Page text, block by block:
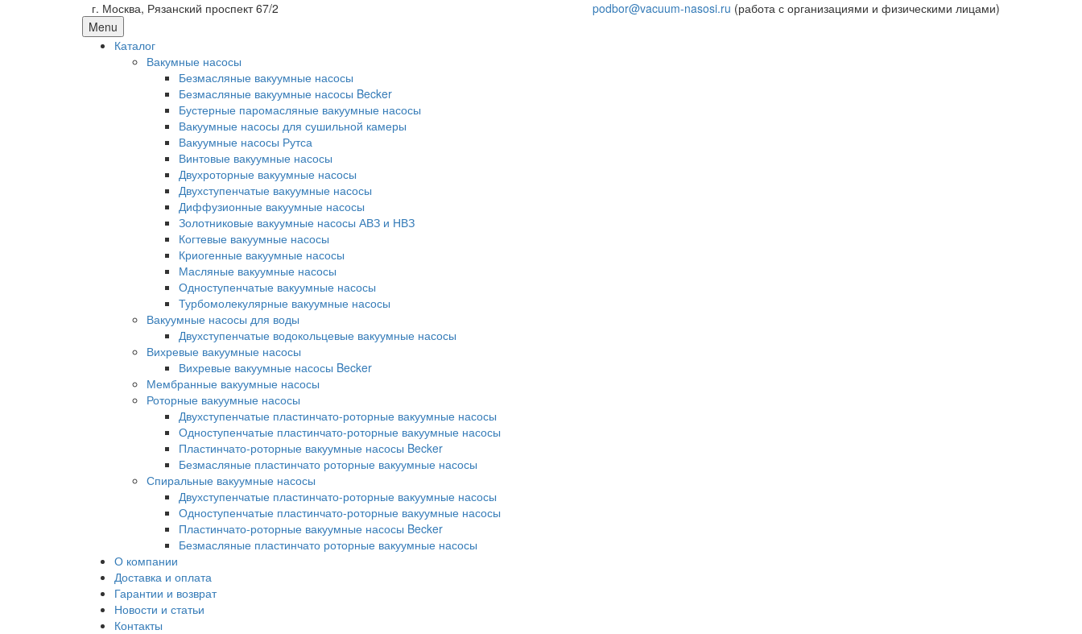
г. Москва, Рязанский проспект 67/2 podbor@vacuum-nasosi.ru (работа с организациями и физическими лицами)
Menu
Каталог
Вакумные насосы
Безмасляные вакуумные насосы
Безмасляные вакуумные насосы Becker
Бустерные паромасляные вакуумные насосы
Вакуумные насосы для сушильной камеры
Вакуумные насосы Рутса
Винтовые вакуумные насосы
Двухроторные вакуумные насосы
Двухступенчатые вакуумные насосы
Диффузионные вакуумные насосы
Золотниковые вакуумные насосы АВЗ и НВЗ
Когтевые вакуумные насосы
Криогенные вакуумные насосы
Масляные вакуумные насосы
Одноступенчатые вакуумные насосы
Турбомолекулярные вакуумные насосы
Вакуумные насосы для воды
Двухступенчатые водокольцевые вакуумные насосы
Вихревые вакуумные насосы
Вихревые вакуумные насосы Becker
Мембранные вакуумные насосы
Роторные вакуумные насосы
Двухступенчатые пластинчато-роторные вакуумные насосы
Одноступенчатые пластинчато-роторные вакуумные насосы
Пластинчато-роторные вакуумные насосы Becker
Безмасляные пластинчато роторные вакуумные насосы
Спиральные вакуумные насосы
Двухступенчатые пластинчато-роторные вакуумные насосы
Одноступенчатые пластинчато-роторные вакуумные насосы
Пластинчато-роторные вакуумные насосы Becker
Безмасляные пластинчато роторные вакуумные насосы
О компании
Доставка и оплата
Гарантии и возврат
Новости и статьи
Контакты